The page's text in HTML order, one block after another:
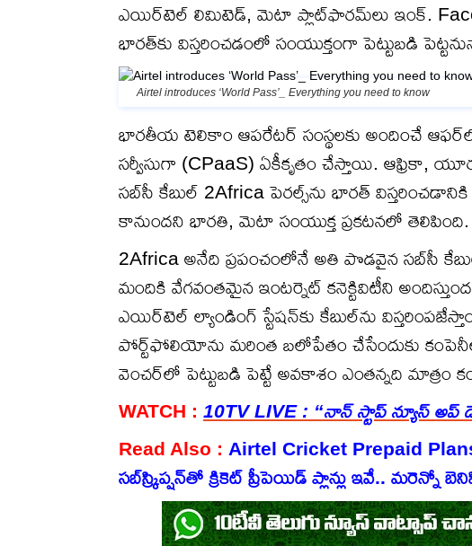
ఎయిర్‌టెల్ లిమిటెడ్, మెటా ప్లాట్‌ఫారమ్‌లు ఇంక్.
భారత్‌కు విస్తరించడంలో సంయుక్తంగా పెట్టుబడి
Airtel introduces ‘World Pass’_ Everything you need to know
భారతీయ టెలికాం ఆపరేటర్ సంస్థలకు అందించే
సర్వీసుగా (CPaaS) ఏకీకృతం చేస్తాయి. ఆఫ్రికా,
సబ్‌సీ కేబుల్ 2Africa పెరల్స్‌ను భారత్
కానుందని భారతి, మెటా సంయుక్త ప్రకటనలో తెలిపింది.
2Africa అనేది ప్రపంచంలోనే అతి పొడవైన సబ్‌సీ
మందికి వేగవంతమైన ఇంటర్నెట్ కనెక్టివిటీని
ఎయిర్‌టెల్ ల్యాండింగ్ స్టేషన్‌కు కేబుల్‌ను
పోర్ట్‌ఫోలియోను మరింత బలోపేతం చేసేందుకు
వెంచర్‌లో పెట్టుబడి పెట్టే అవకాశం ఎంతన్నది మాత్రం
WATCH : 10TV LIVE : “నాన్ స్టాప్ న్యూస్ అప్
Read Also : Airtel Cricket Prepaid
సబ్‌స్క్రిప్షన్‌‌తో క్రికెట్ ప్రీపెయిడ్ ప్లాన్లు ఇవే.. మరెన్నో